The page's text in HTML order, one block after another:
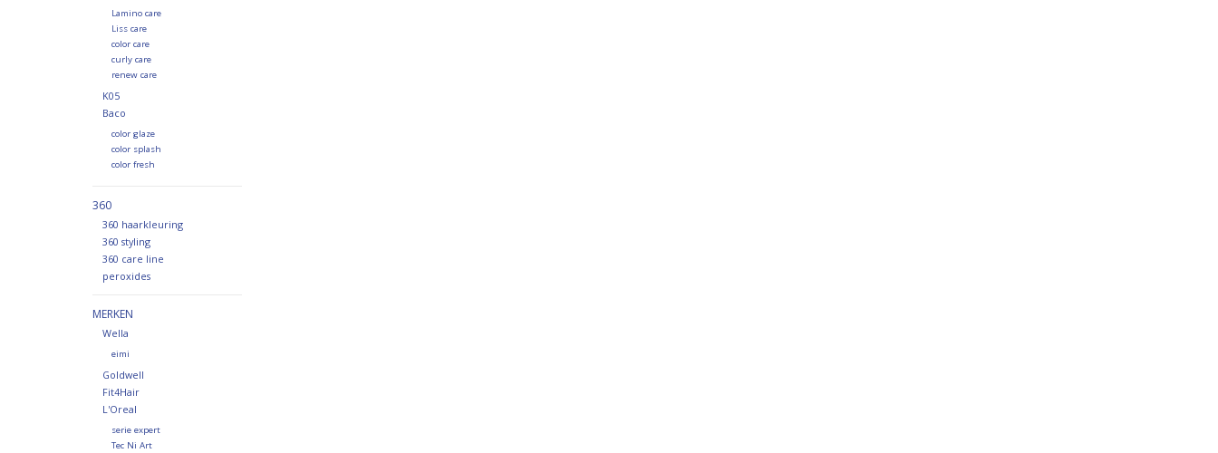
Lamino care
Liss care
color care
curly care
renew care
K05
Baco
color glaze
color splash
color fresh
360
360 haarkleuring
360 styling
360 care line
peroxides
MERKEN
Wella
eimi
Goldwell
Fit4Hair
L'Oreal
serie expert
Tec Ni Art